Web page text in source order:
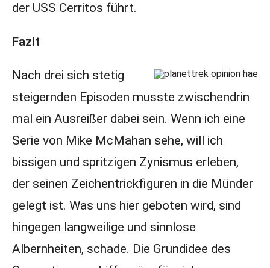
der USS Cerritos führt.
Fazit
Nach drei sich stetig
steigernden Episoden musste zwischendrin
mal ein Ausreißer dabei sein. Wenn ich eine
Serie von Mike McMahan sehe, will ich
bissigen und spritzigen Zynismus erleben,
der seinen Zeichentrickfiguren in die Münder
gelegt ist. Was uns hier geboten wird, sind
hingegen langweilige und sinnlose
Albernheiten, schade. Die Grundidee des